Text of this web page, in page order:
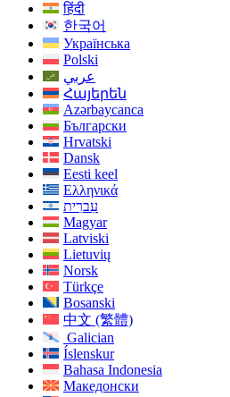
हिंदी
한국어
Українська
Polski
عربي
Հայերեն
Azərbaycanca
Български
Hrvatski
Dansk
Eesti keel
Ελληνικά
עִברִית
Magyar
Latviski
Lietuvių
Norsk
Türkçe
Bosanski
中文 (繁體)
Galician
Íslenskur
Bahasa Indonesia
Македонски